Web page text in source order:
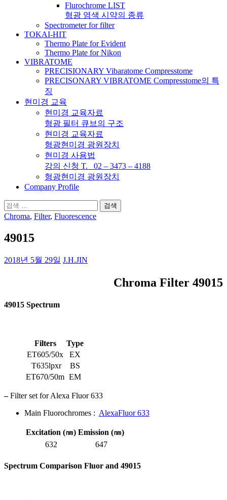
Flurochrome LIST
형광 염색 시약의 종류
Spectrometer for filter
TOKAI-HIT
Thermo Plate for Evident
Thermo Plate for Nikon
VIBRATOME
PRECISIONARY Vibaratome Compresstome
PRECISONARY VIBRATOME Compresstome의 특
징
현미경 교육
현미경 교육자료
형광 필터 큐브의 구조
현미경 교육자료
형광현미경 광원장치
현미경 사용법
강의 신청 T. 02 – 3473 – 4188
형광현미경 광원장치
Company Profile
검
색:
Chroma, Filter, Fluorescence
49015
2018년 5월 29일 J.H.JIN
Chroma Filter 49015
49015 Spectrum
Filters
Type
ET605/50x
EX
T635lpxr
BS
ET670/50m EM
–Filter set for Alexa Fluor 633
Main Fluorochromes : AlexaFluor 633
Excitation (㎚) Emission (㎚)
632
647
Spectrum Comparison Fluor and 49015